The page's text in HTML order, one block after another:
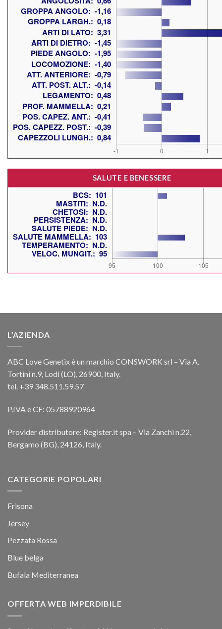
SALUTE E BENESSERE
L’AZIENDA
ABC Love Genetix è un marchio CONSWORK srl – Via A.
Tortini n.9, Lodi (LO), 26900, Italy.
tel. +39 348.511.59.57
P.IVA e CF: 05788920964
Provider distributore: Register.it spa – Via Zanchi n.22,
Bergamo (BG), 24126, Italy.
CATEGORIE POPOLARI
Frisona
Jersey
Pezzata Rossa
Blue belga
Bufala Mediterranea
OFFERTA WEB IMPERDIBILE